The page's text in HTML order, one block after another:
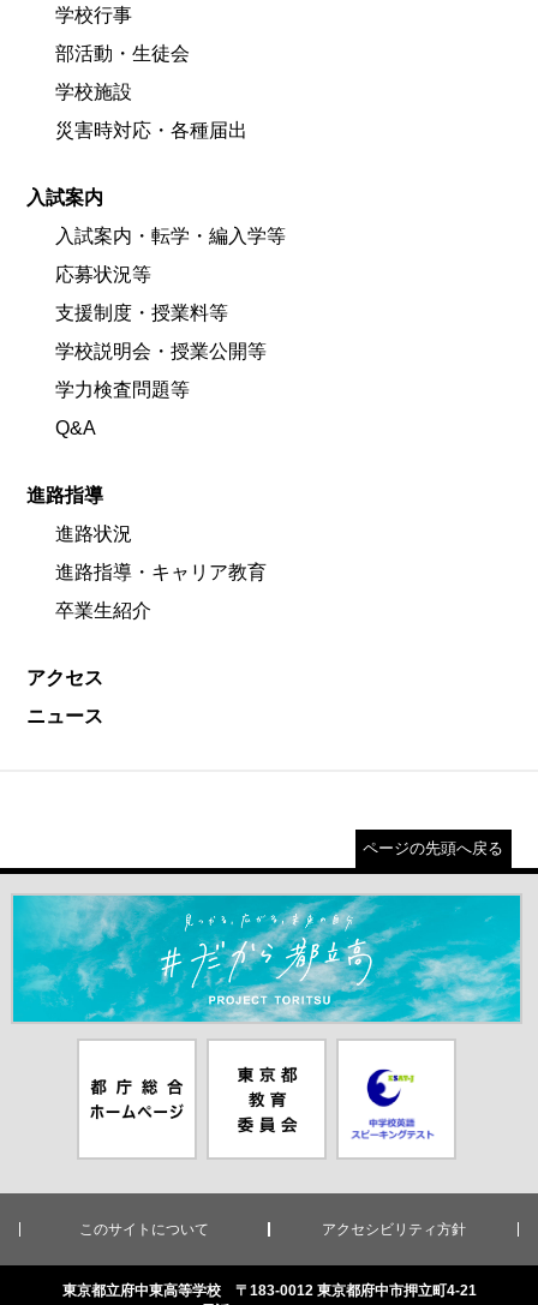
学校行事
部活動・生徒会
学校施設
災害時対応・各種届出
入試案内
入試案内・転学・編入学等
応募状況等
支援制度・授業料等
学校説明会・授業公開等
学力検査問題等
Q&A
進路指導
進路状況
進路指導・キャリア教育
卒業生紹介
アクセス
ニュース
ページの先頭へ戻る
＃だから都立高（別ウインドウが開きます）
ムページ（別
ウインドウが
員会（別ウイ
ンドウが開き
ピーキングテ
スト（別ウイ
ンドウが開き
このサイトについて アクセシビリティ方針
東京都立府中東高等学校 〒183-0012 東京都府中市押立町4-21